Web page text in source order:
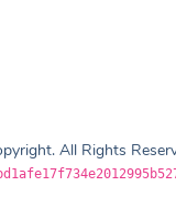
All Rights